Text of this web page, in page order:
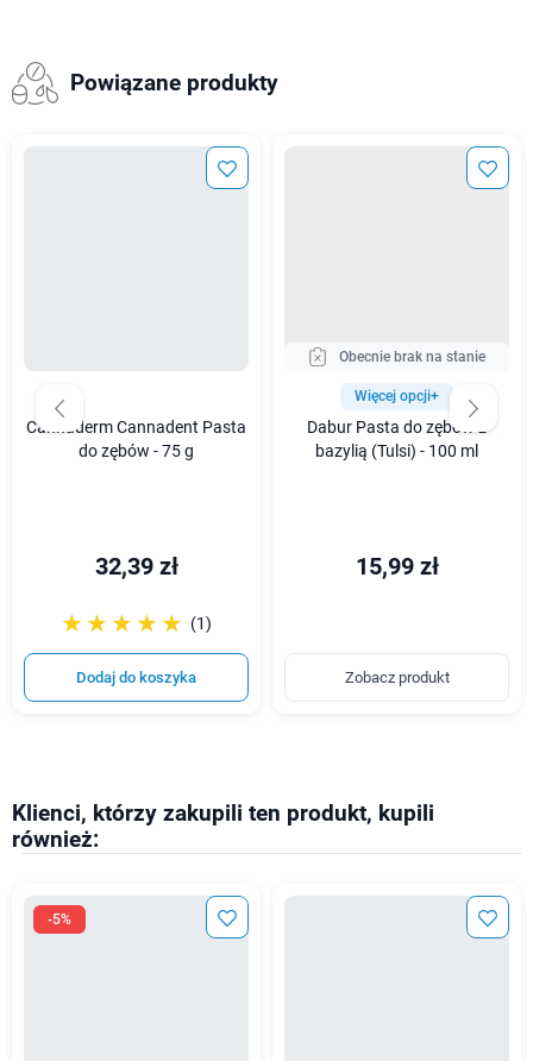
Powiązane produkty
Cannaderm Cannadent Pasta
do zębów - 75 g
32,39 zł
☆☆☆☆☆
★★★★★ (1)
Dodaj do koszyka
Obecnie brak na stanie
Więcej opcji+
Dabur Pasta do zębów z
bazylią (Tulsi) - 100 ml
15,99 zł
Zobacz produkt
Klienci, którzy zakupili ten produkt, kupili
również:
-5%